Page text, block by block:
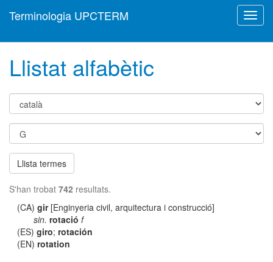
Terminologia UPCTERM
Llistat alfabètic
Llista termes
S'han trobat 742 resultats.
(CA)gir[Enginyeria civil, arquitectura i construcció]
sin. rotació f
(ES)giro;rotación
(EN)rotation